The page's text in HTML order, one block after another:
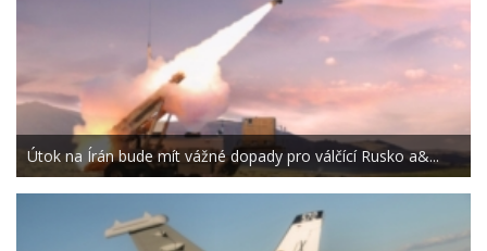
Útok na Írán bude mít vážné dopady pro válčící Rusko a&...